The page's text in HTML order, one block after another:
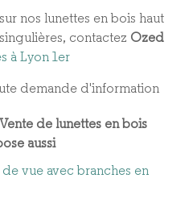
nos lunettes en bois haut
contactez Ozed
à Lyon 1er
demande d'information
Vente de lunettes en bois
aussi
vue avec branches en